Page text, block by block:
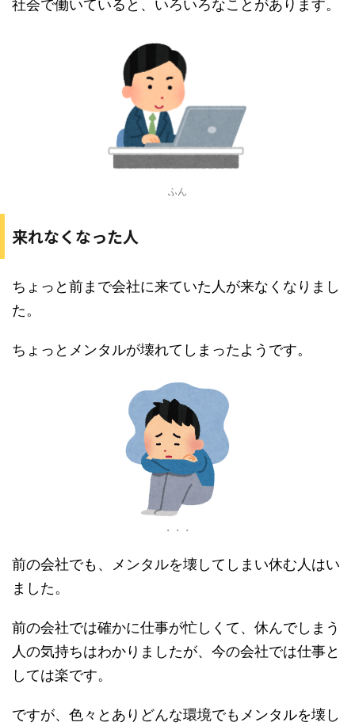
社会で働いていると、いろいろなことがあります。
ふん
来れなくなった人
ちょっと前まで会社に来ていた人が来なくなりまし
た。
ちょっとメンタルが壊れてしまったようです。
・・・
前の会社でも、メンタルを壊してしまい休む人はい
ました。
前の会社では確かに仕事が忙しくて、休んでしまう
人の気持ちはわかりましたが、今の会社では仕事と
しては楽です。
ですが、色々とありどんな環境でもメンタルを壊し